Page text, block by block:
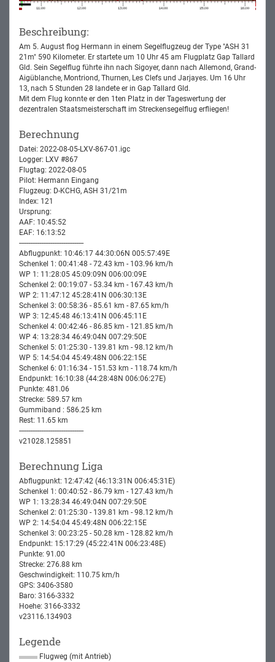
Beschreibung:
Am 5. August flog Hermann in einem Segelflugzeug der Type "ASH 31
21m" 590 Kilometer. Er startete um 10 Uhr 45 am Flugplatz Gap Tallard
Gld. Sein Segelflug führte ihn nach Sigoyer, dann nach Allemond, Grand-
Aigüblanche, Montriond, Thurnen, Les Clefs und Jarjayes. Um 16 Uhr
13, nach 5 Stunden 28 landete er in Gap Tallard Gld.
Mit dem Flug konnte er den 1ten Platz in der Tageswertung der
dezentralen Staatsmeisterschaft im Streckensegelflug erfliegen!
Berechnung
Datei: 2022-08-05-LXV-867-01.igc
Logger: LXV #867
Flugtag: 2022-08-05
Pilot: Hermann Eingang
Flugzeug: D-KCHG, ASH 31/21m
Index: 121
Ursprung:
AAF: 10:45:52
EAF: 16:13:52
-----------------------------------
Abflugpunkt: 10:46:17 44:30:06N 005:57:49E
Schenkel 1: 00:41:48 - 72.43 km - 103.96 km/h
WP 1: 11:28:05 45:09:09N 006:00:09E
Schenkel 2: 00:19:07 - 53.34 km - 167.43 km/h
WP 2: 11:47:12 45:28:41N 006:30:13E
Schenkel 3: 00:58:36 - 85.61 km - 87.65 km/h
WP 3: 12:45:48 46:13:41N 006:45:11E
Schenkel 4: 00:42:46 - 86.85 km - 121.85 km/h
WP 4: 13:28:34 46:49:04N 007:29:50E
Schenkel 5: 01:25:30 - 139.81 km - 98.12 km/h
WP 5: 14:54:04 45:49:48N 006:22:15E
Schenkel 6: 01:16:34 - 151.53 km - 118.74 km/h
Endpunkt: 16:10:38 (44:28:48N 006:06:27E)
Punkte: 481.06
Strecke: 589.57 km
Gummiband : 586.25 km
Rest: 11.65 km
-----------------------------------
v21028.125851
Berechnung Liga
Abflugpunkt: 12:47:42 (46:13:31N 006:45:31E)
Schenkel 1: 00:40:52 - 86.79 km - 127.43 km/h
WP 1: 13:28:34 46:49:04N 007:29:50E
Schenkel 2: 01:25:30 - 139.81 km - 98.12 km/h
WP 2: 14:54:04 45:49:48N 006:22:15E
Schenkel 3: 00:23:25 - 50.28 km - 128.82 km/h
Endpunkt: 15:17:29 (45:22:41N 006:23:48E)
Punkte: 91.00
Strecke: 276.88 km
Geschwindigkeit: 110.75 km/h
GPS: 3406-3580
Baro: 3166-3332
Hoehe: 3166-3332
v23116.134903
Legende
Flugweg (mit Antrieb)